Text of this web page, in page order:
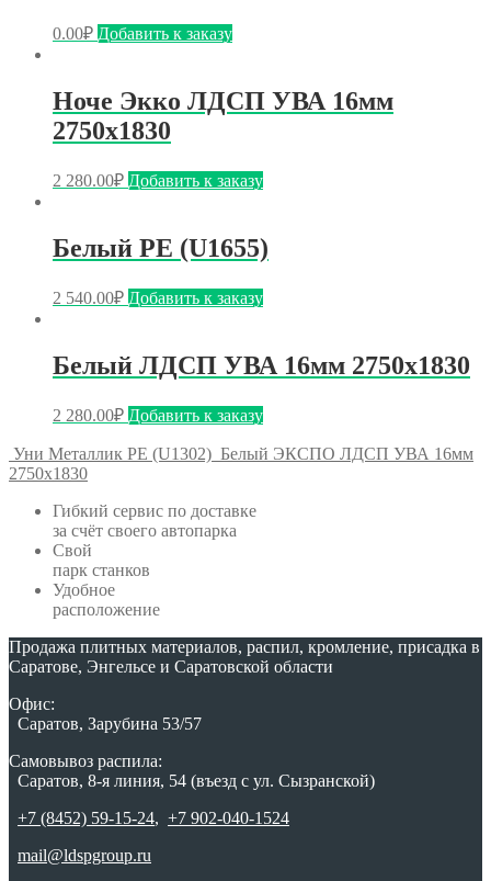
0.00₽ Добавить к заказу
Ноче Экко ЛДСП УВА 16мм
2750х1830
2 280.00₽ Добавить к заказу
Белый PE (U1655)
2 540.00₽ Добавить к заказу
Белый ЛДСП УВА 16мм 2750х1830
2 280.00₽ Добавить к заказу
Уни Металлик PE (U1302) Белый ЭКСПО ЛДСП УВА 16мм
2750х1830
Гибкий сервис по доставке
за счёт своего автопарка
Свой
парк станков
Удобное
расположение
Продажа плитных материалов, распил, кромление, присадка в
Саратове, Энгельсе и Саратовской области
Офис:
Саратов, Зарубина 53/57
Самовывоз распила:
Саратов, 8-я линия, 54 (въезд с ул. Сызранской)
+7 (8452) 59-15-24, +7 902-040-1524
mail@ldspgroup.ru